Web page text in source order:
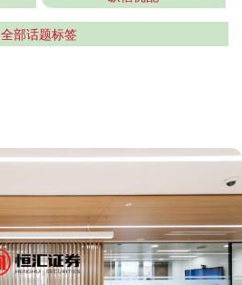
全部话题标签